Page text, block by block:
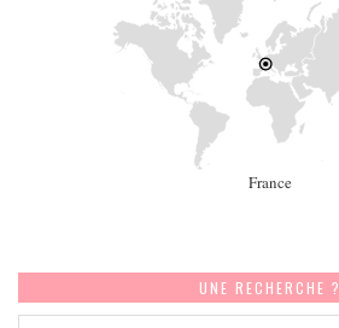
France
UNE RECHERCHE ?